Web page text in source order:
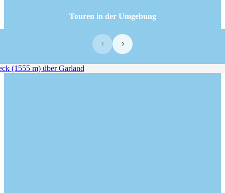
Touren in der Umgebung
‹ ›